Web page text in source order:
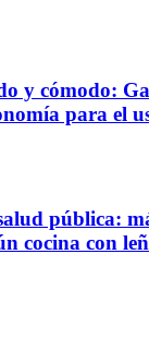
y cómodo:
para el
pública:
cocina con